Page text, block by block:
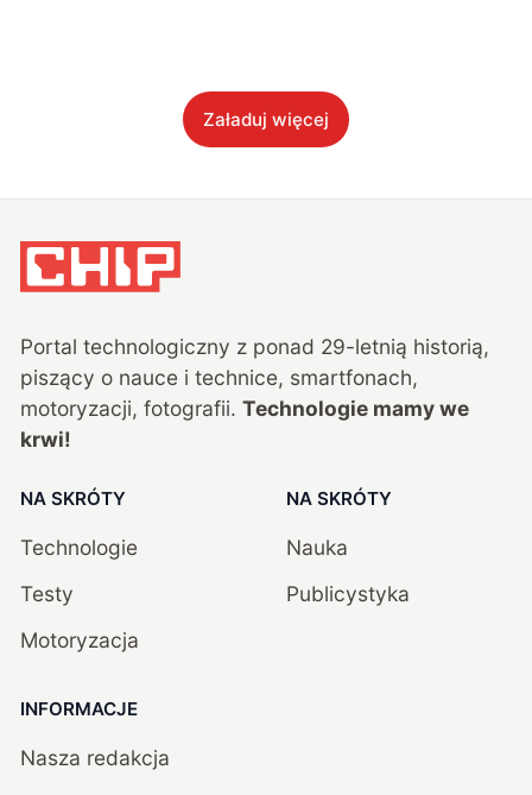
Załaduj więcej
Portal technologiczny z ponad 29-letnią historią,
piszący o nauce i technice, smartfonach,
motoryzacji, fotografii. Technologie mamy we
krwi!
NA SKRÓTY
Technologie
Testy
Motoryzacja
NA SKRÓTY
Nauka
Publicystyka
INFORMACJE
Nasza redakcja